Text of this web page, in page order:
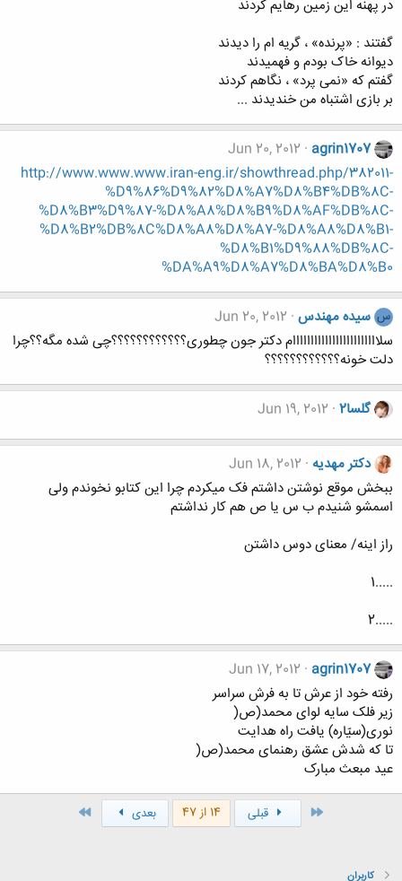
در پهنه این زمین رهایم کردند
گفتند : «پرنده» ، گریه ام را دیدند
دیوانه خاک بودم و فهمیدند
گفتم که «نمی پرد» ، نگاهم کردند
بر بازی اشتباه من خندیدند ...
agrin1707
Jun 20, 2012
http://www.www.www.iran-eng.ir/showthread.php/382011-
%D9%86%D9%82%D8%A7%D8%B4%DB%8C-
%D8%B3%D9%87-%D8%A8%D8%B9%D8%AF%DB%8C-
%D8%B2%DB%8C%D8%A8%D8%A7-%D8%A8%D8%B1-
%D8%B1%D9%88%DB%8C-
%DA%A9%D8%A7%D8%BA%D8%B0
س سیده مهندس Jun 20, 2012
سلاااااااااااااااااااااااام دکتر جون چطوری؟؟؟؟؟؟؟؟؟؟؟؟چی شده مگه؟؟چرا
دلت خونه؟؟؟؟؟؟؟؟؟؟؟؟
گلسا2 Jun 19, 2012
دکتر مهدیه Jun 18, 2012
ببخش موقع نوشتن داشتم فک میکردم چرا این کتابو نخوندم ولی
اسمشو شنیدم ب س یا ص هم کار نداشتم
راز اینه/ معنای دوس داشتن
.....1
.....2
agrin1707
Jun 17, 2012
رفته خود از عرش تا به فرش سراسر
زیر فلک سایه لوای محمد(ص(
نوری(سیّاره) یافت راه هدایت
تا که شدش عشق رهنمای محمد(ص(
عید مبعث مبارک
اول قبلی 14 از 47 بعدی
کاربران